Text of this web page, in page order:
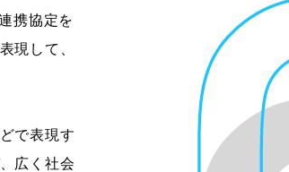
携協定を
現して、
で表現す
広く社会